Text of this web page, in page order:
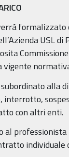
formalizzato
USL di
alla
interrotto,
con altri enti.
individuale